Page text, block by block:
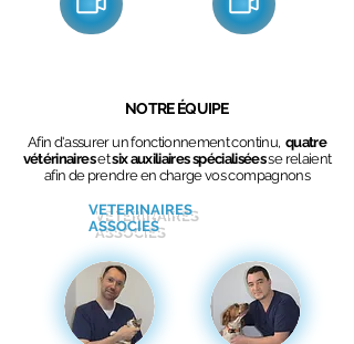
NOTRE ÉQUIPE
Afin d'assurer un fonctionnement continu, quatre
vétérinairesetsix auxiliaires spécialiséesse relaient
afin de prendre en charge vos compagnons
VETERINAIRES
ASSOCIES